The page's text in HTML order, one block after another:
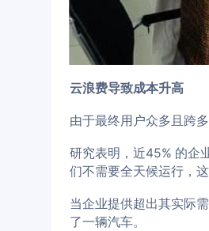
云浪费导致成本升高
由于最终用户众多且跨
研究表明，近45% 的企
们不需要全天候运行，
当企业提供超出其实际
了一辆汽车。